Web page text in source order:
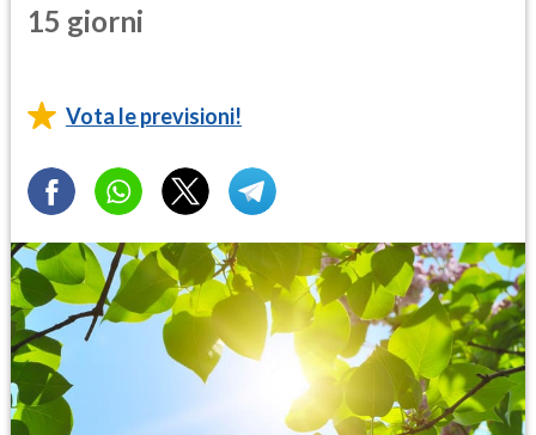
15 giorni
Vota le previsioni!